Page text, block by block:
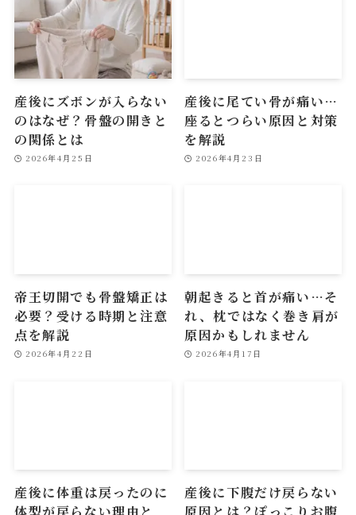
産後にズボンが入らない
のはなぜ？骨盤の開きと
の関係とは
2026年4月25日
産後に尾てい骨が痛い…
座るとつらい原因と対策
を解説
2026年4月23日
帝王切開でも骨盤矯正は
必要？受ける時期と注意
点を解説
2026年4月22日
朝起きると首が痛い…そ
れ、枕ではなく巻き肩が
原因かもしれません
2026年4月17日
産後に体重は戻ったのに
体型が戻らない理由と
産後に下腹だけ戻らない
原因とは？ぽっこりお腹